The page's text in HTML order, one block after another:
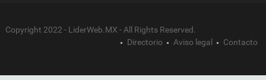
Copyright 2022 - LiderWeb.MX - All Rights Reserved.
Directorio
Aviso legal Contacto